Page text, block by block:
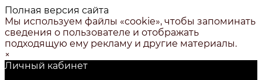
Полная версия сайта
Мы используем файлы «cookie», чтобы запоминать
сведения о пользователе и отображать
подходящую ему рекламу и другие материалы.
×
Личный кабинет